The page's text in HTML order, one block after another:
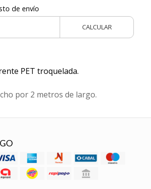
de envío
CALCULAR
PET troquelada.
por 2 metros de largo.